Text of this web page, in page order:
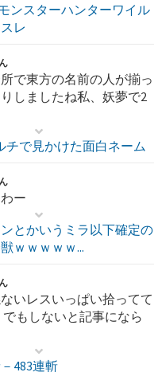
モンスターハンターワイル
レ
で東方の名前の人が揃っ
しましたね私、妖夢で2
チで見かけた面白ネーム
ー
とかいうミラ以下確定の
ｗｗｗｗｗ...
いレスいっぱい拾ってて
もしないと記事になら
483連斬